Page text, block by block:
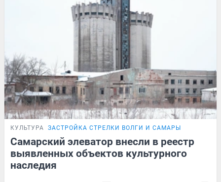
КУЛЬТУРА ЗАСТРОЙКА СТРЕЛКИ ВОЛГИ И САМАРЫ
Самарский элеватор внесли в реестр
выявленных объектов культурного
наследия